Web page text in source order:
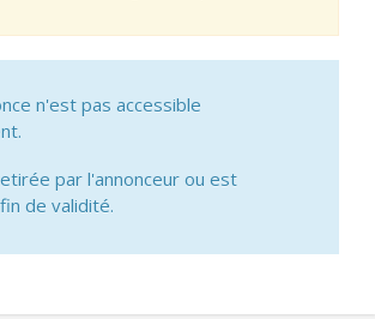
n'est pas accessible
par l'annonceur ou est
de validité.